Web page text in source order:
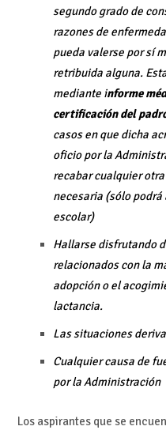
segundo grado de
razones de
pueda valerse por sí
retribuida alguna.
mediante informe
certificación del
casos en que dicha
oficio por la
recabar cualquier
necesaria (sólo
escolar)
Hallarse disfrutando
relacionados con la
adopción o el
lactancia.
Las situaciones
Cualquier causa de
por la Administración
Los aspirantes que se